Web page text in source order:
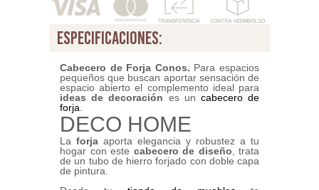
especificaciones:
Cabecero de Forja Conos. Para espacios
pequeños que buscan aportar sensación de
espacio abierto el complemento ideal para
ideas de decoración es un cabecero de
forja.
DECO HOME
La forja aporta elegancia y robustez a tu
hogar con este cabecero de diseño, trata
de un tubo de hierro forjado con doble capa
de pintura.